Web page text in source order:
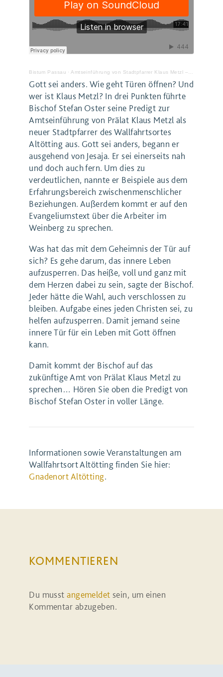
Bistum Passau ·Amtseinführung von Stadtpfarrer Klaus Metzl – Predigt von Bischof Oster
Gott sei anders. Wie geht Türen öffnen? Und
wer ist Klaus Metzl? In drei Punkten führte
Bischof Stefan Oster seine Predigt zur
Amtseinführung von Prälat Klaus Metzl als
neuer Stadtpfarrer des Wallfahrtsortes
Altötting aus. Gott sei anders, begann er
ausgehend von Jesaja. Er sei einerseits nah
und doch auch fern. Um dies zu
verdeutlichen, nannte er Beispiele aus dem
Erfahrungsbereich zwischenmenschlicher
Beziehungen. Außerdem kommt er auf den
Evangeliumstext über die Arbeiter im
Weinberg zu sprechen.
Was hat das mit dem Geheimnis der Tür auf
sich? Es gehe darum, das innere Leben
aufzusperren. Das heiße, voll und ganz mit
dem Herzen dabei zu sein, sagte der Bischof.
Jeder hätte die Wahl, auch verschlossen zu
bleiben. Aufgabe eines jeden Christen sei, zu
helfen aufzusperren. Damit jemand seine
innere Tür für ein Leben mit Gott öffnen
kann.
Damit kommt der Bischof auf das
zukünftige Amt von Prälat Klaus Metzl zu
sprechen… Hören Sie oben die Predigt von
Bischof Stefan Oster in voller Länge.
Informationen sowie Veranstaltungen am
Wallfahrtsort Altötting finden Sie hier:
Gnadenort Altötting.
KOMMENTIEREN
Du musstangemeldet sein, um einen
Kommentar abzugeben.